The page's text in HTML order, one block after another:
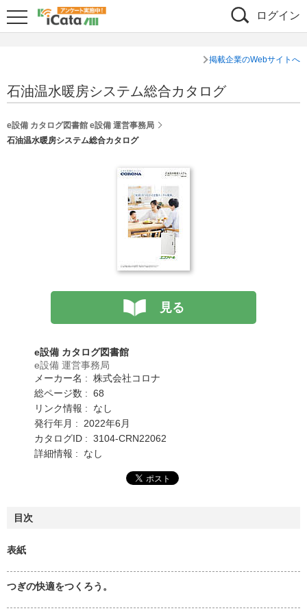
ログイン
掲載企業のWebサイトへ
石油温水暖房システム総合カタログ
e設備 カタログ図書館 e設備 運営事務局
石油温水暖房システム総合カタログ
見る
e設備 カタログ図書館
e設備 運営事務局
メーカー名 : 株式会社コロナ
総ページ数 : 68
リンク情報 : なし
発行年月 : 2022年6月
カタログID : 3104-CRN22062
詳細情報 : なし
目次
表紙
つぎの快適をつくろう。